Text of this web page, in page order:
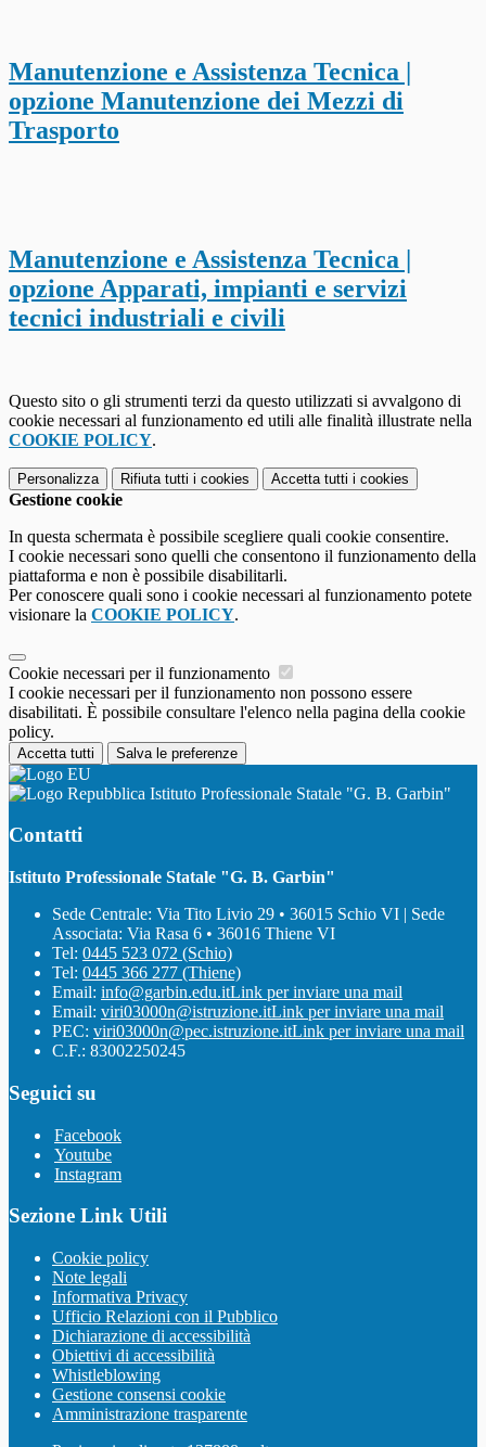
Manutenzione e Assistenza Tecnica |
opzione Manutenzione dei Mezzi di
Trasporto
Manutenzione e Assistenza Tecnica |
opzione Apparati, impianti e servizi
tecnici industriali e civili
Questo sito o gli strumenti terzi da questo utilizzati si avvalgono di
cookie necessari al funzionamento ed utili alle finalità illustrate nella
COOKIE POLICY.
Personalizza Rifiuta tutti i cookies Accetta tutti i cookies
Gestione cookie
In questa schermata è possibile scegliere quali cookie consentire.
I cookie necessari sono quelli che consentono il funzionamento della
piattaforma e non è possibile disabilitarli.
Per conoscere quali sono i cookie necessari al funzionamento potete
visionare la COOKIE POLICY.
Cookie necessari per il funzionamento
I cookie necessari per il funzionamento non possono essere
disabilitati. È possibile consultare l'elenco nella pagina della cookie
policy.
Accetta tutti Salva le preferenze
Istituto Professionale Statale "G. B. Garbin"
Contatti
Istituto Professionale Statale "G. B. Garbin"
Sede Centrale: Via Tito Livio 29 • 36015 Schio VI | Sede
Associata: Via Rasa 6 • 36016 Thiene VI
Tel: 0445 523 072 (Schio)
Tel: 0445 366 277 (Thiene)
Email: info@garbin.edu.itLink per inviare una mail
Email: viri03000n@istruzione.itLink per inviare una mail
PEC: viri03000n@pec.istruzione.itLink per inviare una mail
C.F.: 83002250245
Seguici su
Facebook
Youtube
Instagram
Sezione Link Utili
Cookie policy
Note legali
Informativa Privacy
Ufficio Relazioni con il Pubblico
Dichiarazione di accessibilità
Obiettivi di accessibilità
Whistleblowing
Gestione consensi cookie
Amministrazione trasparente